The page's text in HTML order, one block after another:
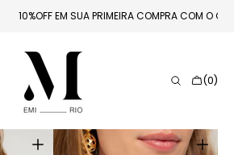
10%OFF EM SUA PRIMEIRA COMPRA COM O
Carrinho
(0)